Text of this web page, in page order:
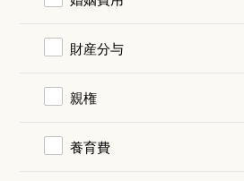
財産分与
親権
養育費